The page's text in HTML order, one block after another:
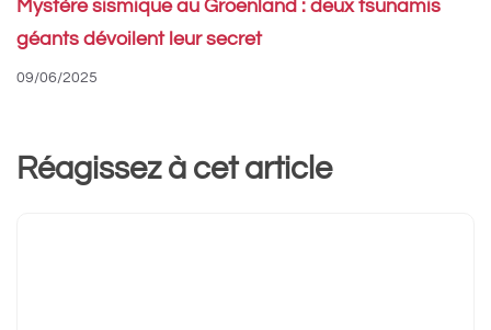
Mystère sismique au Groenland : deux tsunamis
géants dévoilent leur secret
09/06/2025
Réagissez à cet article